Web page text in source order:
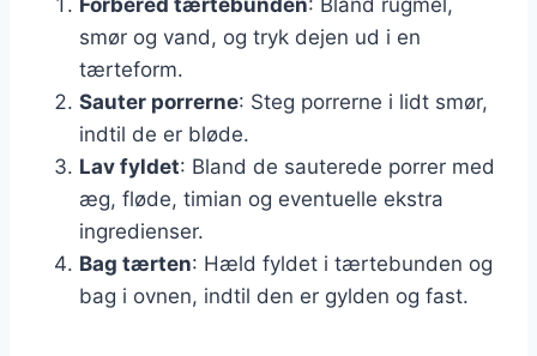
smør og vand, og tryk dejen ud i en
tærteform.
Sauter porrerne: Steg porrerne i lidt smør,
indtil de er bløde.
Lav fyldet: Bland de sauterede porrer med
æg, fløde, timian og eventuelle ekstra
ingredienser.
Bag tærten: Hæld fyldet i tærtebunden og
bag i ovnen, indtil den er gylden og fast.